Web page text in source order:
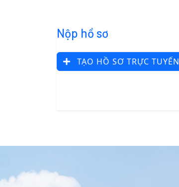
Nộp hồ sơ
TẠO HỒ SƠ TRỰC TUYẾN